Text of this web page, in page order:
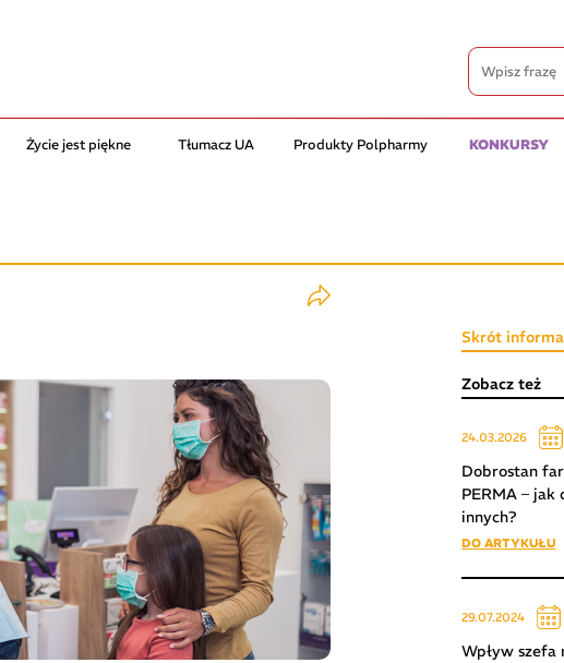
Życie jest piękne Tłumacz UA Produkty Polpharmy KONKURSY
Skrót
Zobacz też
24.03.2026
Dobrostan
PERMA – jak
innych?
DO ARTYKUŁU
29.07.2024
Wpływ szefa